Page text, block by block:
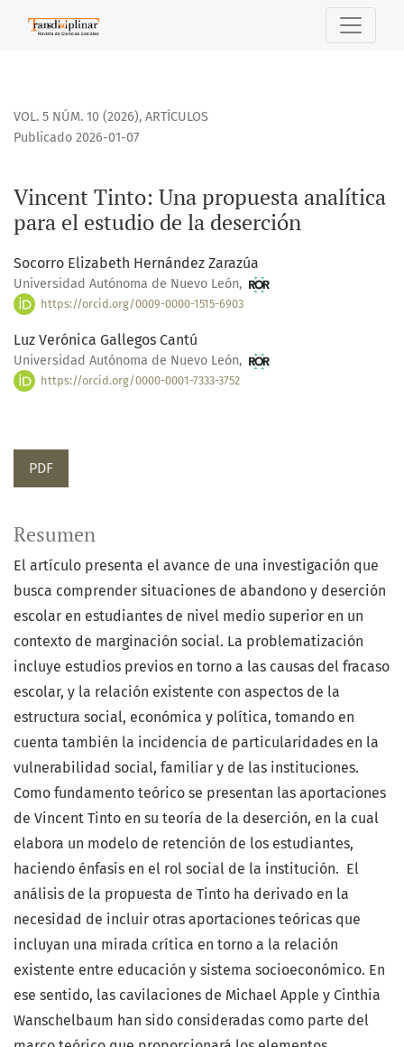
Vincent Tinto: Una propuesta analítica para el estudio de
VOL. 5 NÚM. 10 (2026), ARTÍCULOS
Vincent Tinto: Una propuesta analítica
para el estudio de la deserción
Publicado 2026-01-07
Socorro Elizabeth Hernández Zarazúa
Universidad Autónoma de Nuevo León,
https://orcid.org/0009-0000-1515-6903
Luz Verónica Gallegos Cantú
Universidad Autónoma de Nuevo León,
https://orcid.org/0000-0001-7333-3752
PDF
Resumen
El artículo presenta el avance de una investigación que
busca comprender situaciones de abandono y deserción
escolar en estudiantes de nivel medio superior en un
contexto de marginación social. La problematización
incluye estudios previos en torno a las causas del fracaso
escolar, y la relación existente con aspectos de la
estructura social, económica y política, tomando en
cuenta también la incidencia de particularidades en la
vulnerabilidad social, familiar y de las instituciones.
Como fundamento teórico se presentan las aportaciones
de Vincent Tinto en su teoría de la deserción, en la cual
elabora un modelo de retención de los estudiantes,
haciendo énfasis en el rol social de la institución. El
análisis de la propuesta de Tinto ha derivado en la
necesidad de incluir otras aportaciones teóricas que
incluyan una mirada crítica en torno a la relación
existente entre educación y sistema socioeconómico. En
ese sentido, las cavilaciones de Michael Apple y Cinthia
Wanschelbaum han sido consideradas como parte del